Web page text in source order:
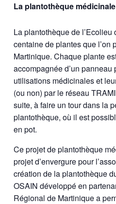
La plantothèque médicinale
La plantothèque de
centaine de plantes que l’on
Martinique. Chaque plante
accompagnée d’un
utilisations médicinales et
(ou non) par le réseau
suite, à faire un tour dans la
plantothèque, où il est
en pot.
Ce projet de plantothèque
projet d’envergure pour
création de la plantothèque
OSAIN développé en
Régional de Martinique a